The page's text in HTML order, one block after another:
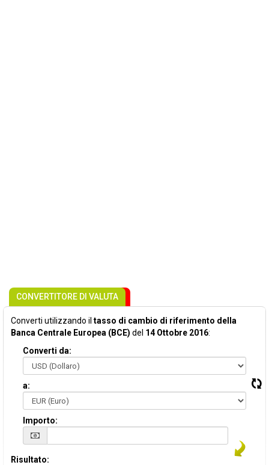
CONVERTITORE DI VALUTA
Converti utilizzando il tasso di cambio di riferimento della
Banca Centrale Europea (BCE) del 14 Ottobre 2016:
Converti da:
a:
Importo:
Risultato: